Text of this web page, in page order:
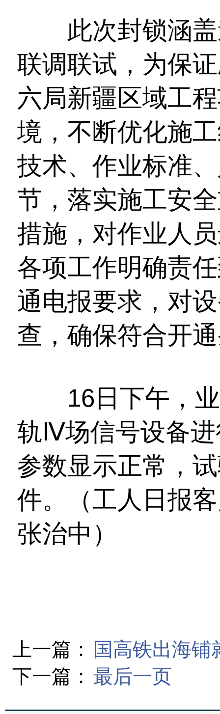
此次封锁涵盖
联调联试，为保
六局新疆区域工
境，不断优化施
技术、作业标准
节，落实施工安
措施，对作业人
各项工作明确责
通电报要求，对
查，确保符合开
16日下午，业
轨Ⅳ场信号设备
参数显示正常，
件。（工人日报
张治中）
上一篇：
国高铁出海铺
下一篇： 最后一页